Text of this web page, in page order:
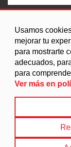
Usamos
mejorar tu
para mostrarte
adecuados,
para
Ver más en
©